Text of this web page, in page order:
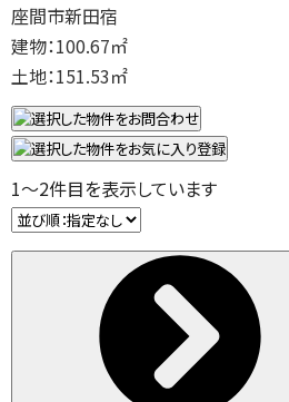
座間市新田宿
建物：100.67㎡
土地：151.53㎡
1～2件目を表示しています